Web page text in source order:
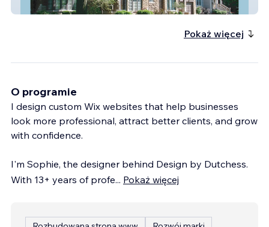
Circo
Pokaż więcej
O programie
I design custom Wix websites that help businesses
look more professional, attract better clients, and grow
with confidence.
I'm Sophie, the designer behind Design by Dutchess.
With 13+ years of profe... Pokaż więcej